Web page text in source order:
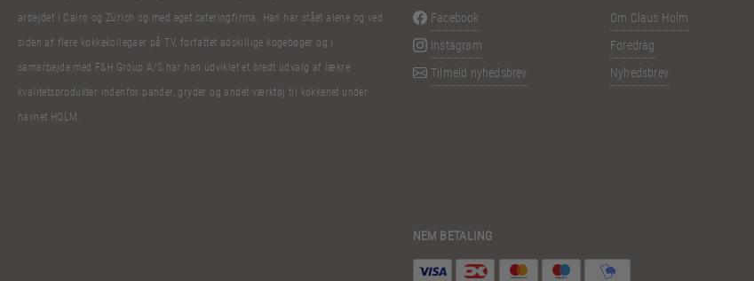
arbejdet i Cairo og Zürich og med eget cateringfirma. Han har stået alene og ved
siden af flere kokkekollegaer på TV, forfattet adskillige kogebøger og i
samarbejde med F&H Group A/S har han udviklet et bredt udvalg af lækre
kvalitetsprodukter indenfor pander, gryder og andet værktøj til køkkenet under
navnet HOLM.
Facebook
Instagram
Tilmeld nyhedsbrev
Om Claus Holm
Foredrag
Nyhedsbrev
NEM BETALING